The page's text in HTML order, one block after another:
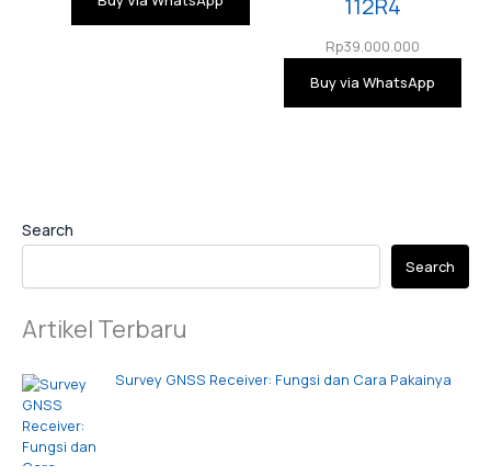
Search
Search
Artikel Terbaru
Survey GNSS Receiver: Fungsi dan Cara Pakainya
112R4
Rp39.000.000
Buy via WhatsApp